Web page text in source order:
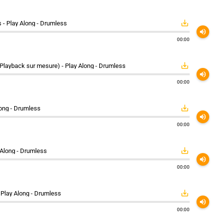
- Play Along - Drumless save_alt
00:00
volume_up
sur mesure) - Play Along - Drumless save_alt
00:00
volume_up
- Drumless save_alt
00:00
volume_up
- Drumless save_alt
00:00
volume_up
Along - Drumless save_alt
00:00
volume_up